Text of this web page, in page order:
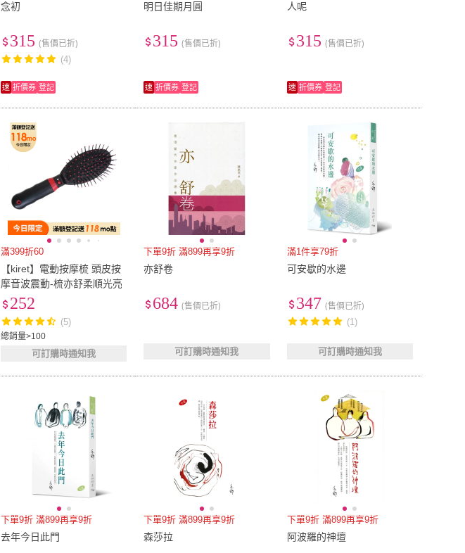
念初
315 (售價已折)
(4)
速 折價券 登記
明日佳期月圓
315 (售價已折)
速 折價券 登記
人呢
315 (售價已折)
速 折價券 登記
滿399折60
【kiret】電動按摩梳 頭皮按
摩音波震動-梳亦舒柔順光亮
總銷量>100
252
(5)
可訂購時通知我
下單9折 滿899再享9折
亦舒卷
684 (售價已折)
可訂購時通知我
滿1件享79折
可安歇的水邊
347 (售價已折)
(1)
可訂購時通知我
下單9折 滿899再享9折
去年今日此門
下單9折 滿899再享9折
森莎拉
下單9折 滿899再享9折
阿波羅的神壇